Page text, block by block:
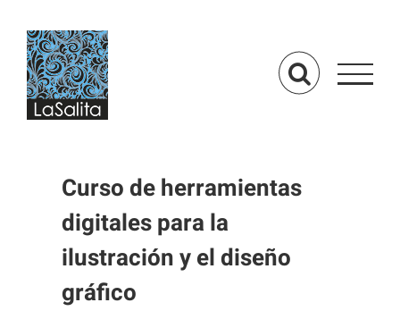
contenido
Curso de herramientas
digitales para la
ilustración y el diseño
gráfico